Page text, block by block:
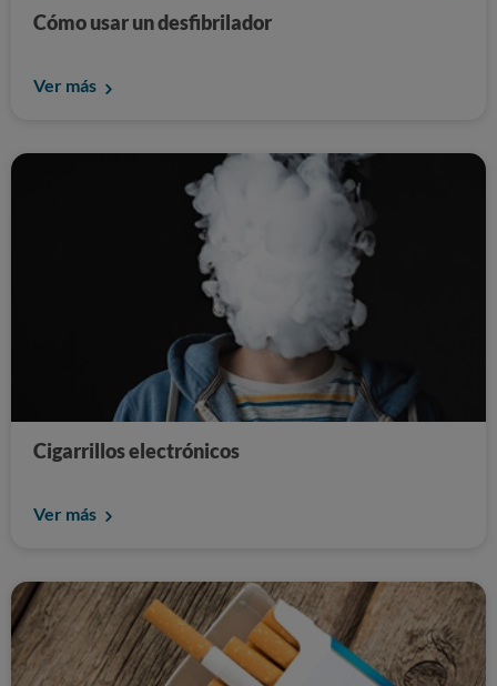
Cómo usar un desfibrilador
Ver más
Cigarrillos electrónicos
Ver más